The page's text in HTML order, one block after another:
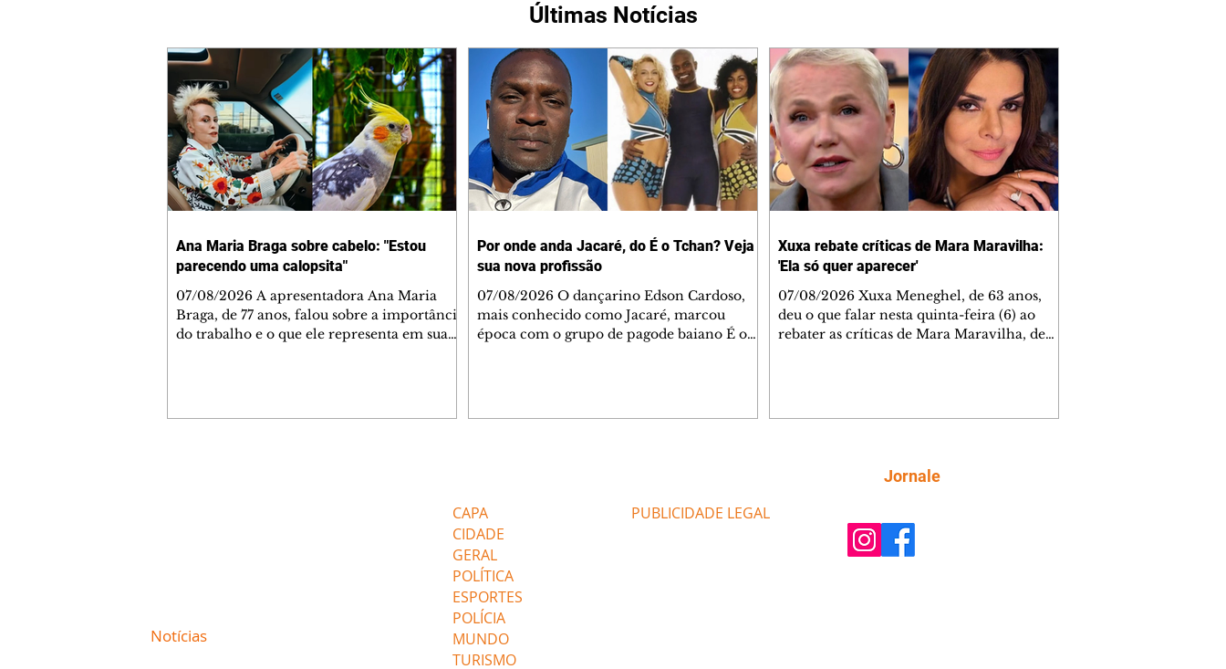
Últimas Notícias
Ana Maria Braga sobre cabelo: "Estou
parecendo uma calopsita"
07/08/2026 A apresentadora Ana Maria
Braga, de 77 anos, falou sobre a importância
do trabalho e o que ele representa em sua
Por onde anda Jacaré, do É o Tchan? Veja
sua nova profissão
07/08/2026 O dançarino Edson Cardoso,
mais conhecido como Jacaré, marcou
época com o grupo de pagode baiano É o
alagamento nas casas ou incêndios. E aí, q
Xuxa rebate críticas de Mara Maravilha:
'Ela só quer aparecer'
07/08/2026 Xuxa Meneghel, de 63 anos,
deu o que falar nesta quinta-feira (6) ao
rebater as críticas de Mara Maravilha, de
comentários de uma publicação do
jornalista Márcio Rolim, que analisava o
Notícias
CAPA
CIDADE
GERAL
POLÍTICA
ESPORTES
POLÍCIA
MUNDO
TURISMO
PUBLICIDADE LEGAL
Jornale